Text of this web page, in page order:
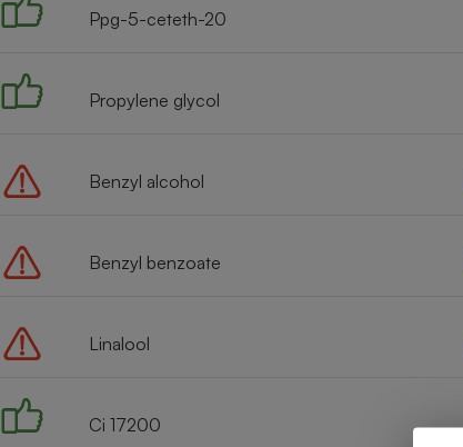
Ppg-5-ceteth-20
Propylene glycol
Benzyl alcohol
Benzyl benzoate
Linalool
Ci 17200